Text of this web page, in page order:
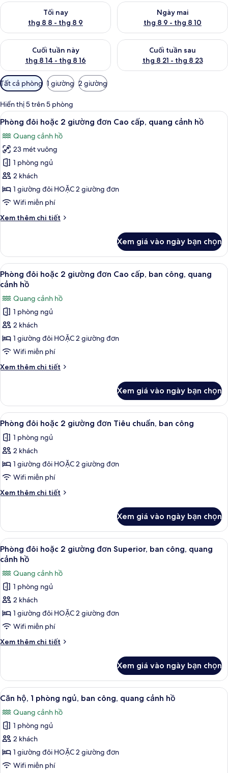
Tối nay
thg 8 8 - thg 8 9
Kiểm tra lượng phòng tối nay từ thg 8 8 - thg 8 9
Ngày mai
thg 8 9 - thg 8 10
Kiểm tra lượng phòng ngày
Cuối tuần này
thg 8 14 - thg 8 16
Kiểm tra lượng phòng cuối tuần này từ thg 8 14 - thg 8 16
Cuối tuần sau
thg 8 21 - thg 8 23
Kiểm tra lượng phòng cuối
Bộ
lọc
có
thể
dùng
để
lọc
tìm
phòng
Tất cả phòng 1 giường 2 giường
Hiển thị 5 trên 5 phòng
Xem
tất
cả
ảnh
Phòng
đôi
hoặc
2
đơn
quang
cảnh
hồ
Phòng đôi hoặc 2 giường đơn Cao
2
Phòng đôi hoặc 2 giường đơn Cao cấp, quang cảnh hồ
Quang cảnh hồ
23 mét vuông
1 phòng ngủ
2 khách
1 giường đôi HOẶC 2 giường đơn
Wifi miễn phí
Xem thêm chi tiết
Chi
Phòng
đôi
hoặc
2
giường
đơn
Cao
cấp,
quang
cảnh
Xem giá vào ngày bạn chọn
Xem
tất
cả
ảnh
Phòng
đôi
hoặc
2
giường
đơn
cấp,
ban
công,
quang
cảnh
hồ
Minibar, két bảo mật tại phòng, bàn,
1
Phòng đôi hoặc 2 giường đơn Cao cấp, ban công, quang
cảnh hồ
Quang cảnh hồ
1 phòng ngủ
2 khách
1 giường đôi HOẶC 2 giường đơn
Wifi miễn phí
Xem thêm chi tiết
Chi
Phòng
đôi
hoặc
giường
đơn
cấp,
ban
quang
Xem giá vào ngày bạn chọn
Xem
tất
cả
ảnh
Phòng
đôi
hoặc
2
đơn
Tiêu
chuẩn,
ban
công
Phòng đôi hoặc 2 giường đơn Tiêu
4
Phòng đôi hoặc 2 giường đơn Tiêu chuẩn, ban công
1 phòng ngủ
2 khách
1 giường đôi HOẶC 2 giường đơn
Wifi miễn phí
Xem thêm chi tiết
Chi
Phòng
đôi
hoặc
2
giường
đơn
Tiêu
chuẩn,
ban
công
Xem giá vào ngày bạn chọn
Xem
tất
cả
ảnh
Phòng
đôi
hoặc
2
giường
đơn
ban
công,
quang
cảnh
hồ
Phòng đôi hoặc 2 giường đơn
3
Phòng đôi hoặc 2 giường đơn Superior, ban công, quang
cảnh hồ
Quang cảnh hồ
1 phòng ngủ
2 khách
1 giường đôi HOẶC 2 giường đơn
Wifi miễn phí
Xem thêm chi tiết
Chi
Phòng
đôi
hoặc
giường
đơn
ban
công,
quang
cảnh
Xem giá vào ngày bạn chọn
Xem
tất
cả
ảnh
Căn
hộ,
1
Căn hộ, 1 phòng ngủ, ban công,
4
Căn hộ, 1 phòng ngủ, ban công, quang cảnh hồ
Quang cảnh hồ
1 phòng ngủ
2 khách
1 giường đôi HOẶC 2 giường đơn
Wifi miễn phí